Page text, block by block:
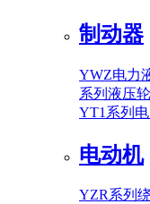
制动器
YWZ电力
系列液压
YT1系列
电动机
YZR系列